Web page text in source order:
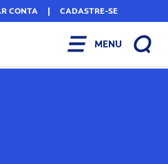
CONTA | CADASTRE-SE
MENU